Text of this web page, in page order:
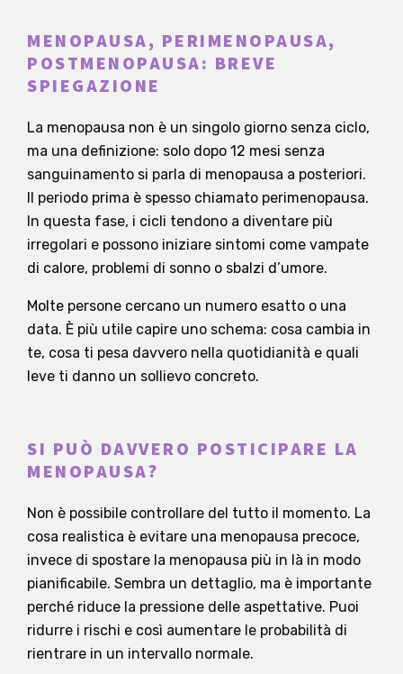
MENOPAUSA, PERIMENOPAUSA,
POSTMENOPAUSA: BREVE
SPIEGAZIONE
La menopausa non è un singolo giorno senza ciclo,
ma una definizione: solo dopo 12 mesi senza
sanguinamento si parla di menopausa a posteriori.
Il periodo prima è spesso chiamato perimenopausa.
In questa fase, i cicli tendono a diventare più
irregolari e possono iniziare sintomi come vampate
di calore, problemi di sonno o sbalzi d’umore.
Molte persone cercano un numero esatto o una
data. È più utile capire uno schema: cosa cambia in
te, cosa ti pesa davvero nella quotidianità e quali
leve ti danno un sollievo concreto.
SI PUÒ DAVVERO POSTICIPARE LA
MENOPAUSA?
Non è possibile controllare del tutto il momento. La
cosa realistica è evitare una menopausa precoce,
invece di spostare la menopausa più in là in modo
pianificabile. Sembra un dettaglio, ma è importante
perché riduce la pressione delle aspettative. Puoi
ridurre i rischi e così aumentare le probabilità di
rientrare in un intervallo normale.